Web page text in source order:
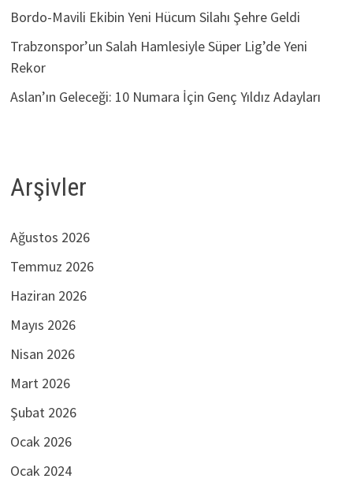
Bordo-Mavili Ekibin Yeni Hücum Silahı Şehre Geldi
Trabzonspor’un Salah Hamlesiyle Süper Lig’de Yeni
Rekor
Aslan’ın Geleceği: 10 Numara İçin Genç Yıldız Adayları
Arşivler
Ağustos 2026
Temmuz 2026
Haziran 2026
Mayıs 2026
Nisan 2026
Mart 2026
Şubat 2026
Ocak 2026
Ocak 2024